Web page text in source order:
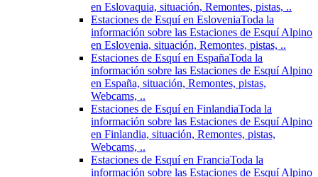
en Eslovaquia, situación, Remontes, pistas, ..
Estaciones de Esquí en EsloveniaToda la
información sobre las Estaciones de Esquí Alpino
en Eslovenia, situación, Remontes, pistas, ..
Estaciones de Esquí en EspañaToda la
información sobre las Estaciones de Esquí Alpino
en España, situación, Remontes, pistas,
Webcams, ..
Estaciones de Esquí en FinlandiaToda la
información sobre las Estaciones de Esquí Alpino
en Finlandia, situación, Remontes, pistas,
Webcams, ..
Estaciones de Esquí en FranciaToda la
información sobre las Estaciones de Esquí Alpino